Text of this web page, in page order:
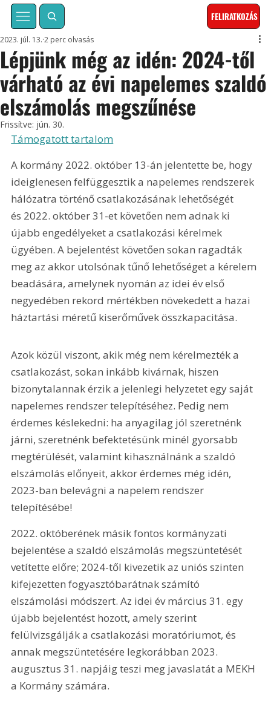
FELIRATKOZÁS
Lépjünk még az idén: 2024-től
várható az évi napelemes szaldó
elszámolás megszűnése
2023. júl. 13. 2 perc olvasás
Frissítve: jún. 30.
Támogatott tartalom
A kormány 2022. október 13-án jelentette be, hogy
ideiglenesen felfüggesztik a napelemes rendszerek
hálózatra történő csatlakozásának lehetőségét
és 2022. október 31-et követően nem adnak ki
újabb engedélyeket a csatlakozási kérelmek
ügyében. A bejelentést követően sokan ragadták
meg az akkor utolsónak tűnő lehetőséget a kérelem
beadására, amelynek nyomán az idei év első
negyedében rekord mértékben növekedett a hazai
háztartási méretű kiserőművek összkapacitása.
Azok közül viszont, akik még nem kérelmezték a
csatlakozást, sokan inkább kivárnak, hiszen
bizonytalannak érzik a jelenlegi helyzetet egy saját
napelemes rendszer telepítéséhez. Pedig nem
érdemes késlekedni: ha anyagilag jól szeretnénk
járni, szeretnénk befektetésünk minél gyorsabb
megtérülését, valamint kihasználnánk a szaldó
elszámolás előnyeit, akkor érdemes még idén,
2023-ban belevágni a napelem rendszer
telepítésébe!
2022. októberének másik fontos kormányzati
bejelentése a szaldó elszámolás megszüntetését
vetítette előre; 2024-től kivezetik az uniós szinten
kifejezetten fogyasztóbarátnak számító
elszámolási módszert. Az idei év március 31. egy
újabb bejelentést hozott, amely szerint
felülvizsgálják a csatlakozási moratóriumot, és
annak megszüntetésére legkorábban 2023.
augusztus 31. napjáig teszi meg javaslatát a MEKH
a Kormány számára.